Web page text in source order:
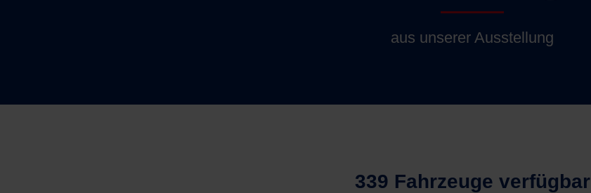
aus unserer Ausstellung
339 Fahrzeuge verfügbar